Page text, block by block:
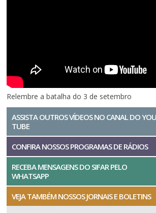
Relembre a batalha do 3 de setembro
ASSISTA OUTROS VÍDEOS NO CANAL DO YOU
TUBE
CONFIRA NOSSOS PROGRAMAS DE RÁDIOS
RECEBA MENSAGENS DO SIFAR PELO
WHATSAPP
VEJA TAMBÉM NOSSOS JORNAIS E BOLETINS